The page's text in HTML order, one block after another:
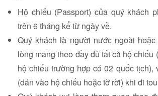
Hộ chiếu (Passport) của quý khách
trên 6 tháng kể từ ngày về.
Quý khách là người nước ngoài
lòng mang theo đầy đủ tất cả hộ chiếu
hộ chiếu trường hợp có 02 quốc tịch),
(dán vào hộ chiếu hoặc tờ rời) khi đi